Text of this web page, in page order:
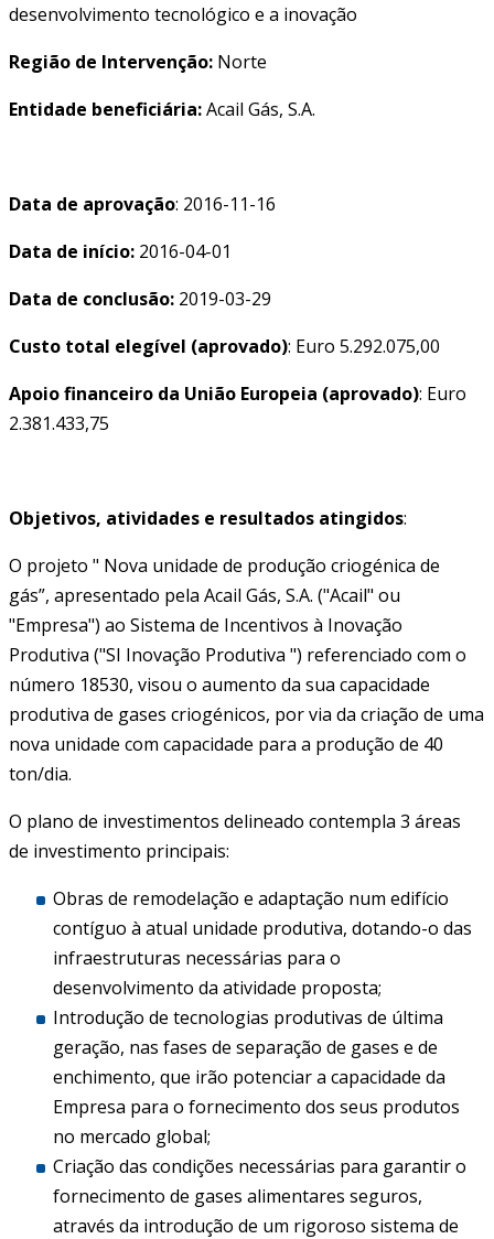
desenvolvimento tecnológico e a inovação
Região de Intervenção: Norte
Entidade beneficiária:Acail Gás, S.A.
Data de aprovação: 2016-11-16
Data de início: 2016-04-01
Data de conclusão: 2019-03-29
Custo total elegível (aprovado): Euro 5.292.075,00
Apoio financeiro da União Europeia (aprovado): Euro
2.381.433,75
Objetivos, atividades e resultados atingidos:
O projeto " Nova unidade de produção criogénica de
gás”, apresentado pela Acail Gás, S.A. ("Acail" ou
"Empresa") ao Sistema de Incentivos à Inovação
Produtiva ("SI Inovação Produtiva ") referenciado com o
número 18530, visou o aumento da sua capacidade
produtiva de gases criogénicos, por via da criação de uma
nova unidade com capacidade para a produção de 40
ton/dia.
O plano de investimentos delineado contempla 3 áreas
de investimento principais:
Obras de remodelação e adaptação num edifício
contíguo à atual unidade produtiva, dotando-o das
infraestruturas necessárias para o
desenvolvimento da atividade proposta;
Introdução de tecnologias produtivas de última
geração, nas fases de separação de gases e de
enchimento, que irão potenciar a capacidade da
Empresa para o fornecimento dos seus produtos
no mercado global;
Criação das condições necessárias para garantir o
fornecimento de gases alimentares seguros,
através da introdução de um rigoroso sistema de